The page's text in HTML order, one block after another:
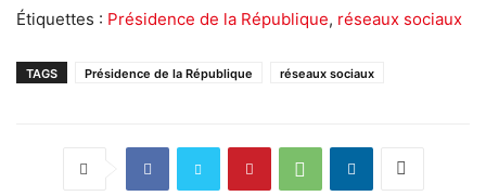
Étiquettes : Présidence de la République, réseaux sociaux
TAGS Présidence de la République réseaux sociaux